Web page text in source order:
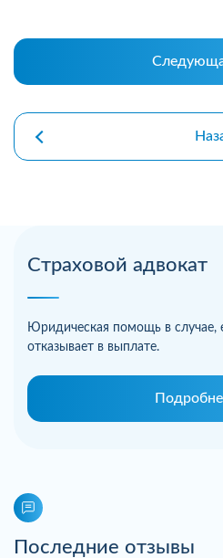
Страховой адвокат
Юридическая помощь в случае,
отказывает в выплате.
Последние отзывы